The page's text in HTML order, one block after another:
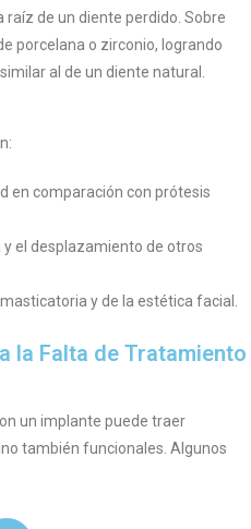
de un diente perdido. Sobre
porcelana o zirconio, logrando
al de un diente natural.
en comparación con prótesis
y el desplazamiento de otros
y de la estética facial.
la Falta de Tratamiento
un implante puede traer
también funcionales. Algunos